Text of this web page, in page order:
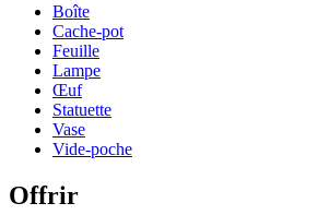
Boîte
Cache-pot
Feuille
Lampe
Œuf
Statuette
Vase
Vide-poche
Offrir